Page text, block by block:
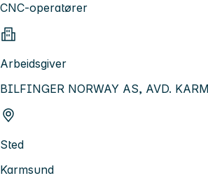
CNC-operatører
Arbeidsgiver
BILFINGER NORWAY AS, AVD.
Sted
Karmsund